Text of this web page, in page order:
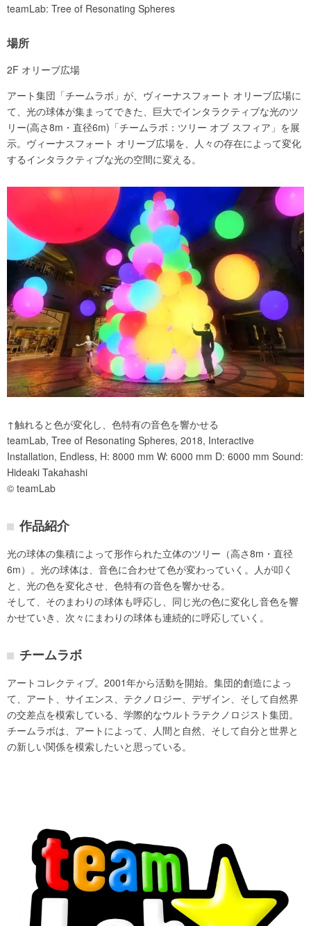
teamLab: Tree of Resonating Spheres
場所
2F オリーブ広場
アート集団「チームラボ」が、ヴィーナスフォート オリーブ広場に
て、光の球体が集まってできた、巨大でインタラクティブな光のツ
リー(高さ8m・直径6m)「チームラボ：ツリー オブ スフィア」を展
示。ヴィーナスフォート オリーブ広場を、人々の存在によって変化
するインタラクティブな光の空間に変える。
↑触れると色が変化し、色特有の音色を響かせる
teamLab, Tree of Resonating Spheres, 2018, Interactive
Installation, Endless, H: 8000 mm W: 6000 mm D: 6000 mm Sound:
Hideaki Takahashi
© teamLab
作品紹介
光の球体の集積によって形作られた立体のツリー（高さ8m・直径
6m）。光の球体は、音色に合わせて色が変わっていく。人が叩く
と、光の色を変化させ、色特有の音色を響かせる。
そして、そのまわりの球体も呼応し、同じ光の色に変化し音色を響
かせていき、次々にまわりの球体も連続的に呼応していく。
チームラボ
アートコレクティブ。2001年から活動を開始。集団的創造によっ
て、アート、サイエンス、テクノロジー、デザイン、そして自然界
の交差点を模索している、学際的なウルトラテクノロジスト集団。
チームラボは、アートによって、人間と自然、そして自分と世界と
の新しい関係を模索したいと思っている。